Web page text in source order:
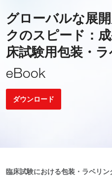
グローバルな展
クのスピード：
床試験用包装・
eBook
ダウンロード
臨床試験における包装・ラベリ